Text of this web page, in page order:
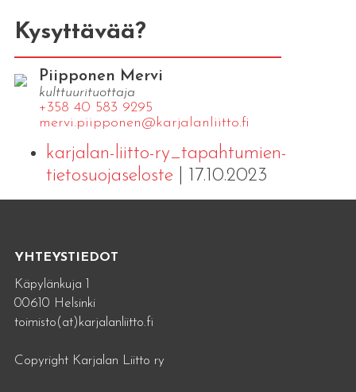
Kysyttävää?
Piipponen Mervi
kulttuurituottaja
+358 40 583 9295
mervi.​piipponen@​kar​jala​nlii​tto.​fi
karjalan-liitto-ry_tapahtumien-
tietosuojaseloste| 17.10.2023
YHTEYSTIEDOT
Käpylänkuja 1
00610 Helsinki
toimisto(at)karjalanliitto.fi
Copyright Karjalan Liitto ry